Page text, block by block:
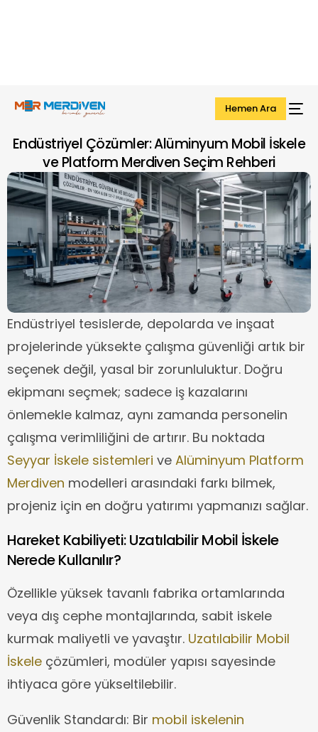
Hemen Ara
Endüstriyel Çözümler: Alüminyum Mobil İskele
ve Platform Merdiven Seçim Rehberi
Endüstriyel tesislerde, depolarda ve inşaat
projelerinde yüksekte çalışma güvenliği artık bir
seçenek değil, yasal bir zorunluluktur. Doğru
ekipmanı seçmek; sadece iş kazalarını
önlemekle kalmaz, aynı zamanda personelin
çalışma verimliliğini de artırır. Bu noktada
Seyyar İskele sistemleri ve Alüminyum Platform
Merdiven modelleri arasındaki farkı bilmek,
projeniz için en doğru yatırımı yapmanızı sağlar.
Hareket Kabiliyeti: Uzatılabilir Mobil İskele
Nerede Kullanılır?
Özellikle yüksek tavanlı fabrika ortamlarında
veya dış cephe montajlarında, sabit iskele
kurmak maliyetli ve yavaştır. Uzatılabilir Mobil
İskele çözümleri, modüler yapısı sayesinde
ihtiyaca göre yükseltilebilir.
Güvenlik Standardı: Bir mobil iskelenin